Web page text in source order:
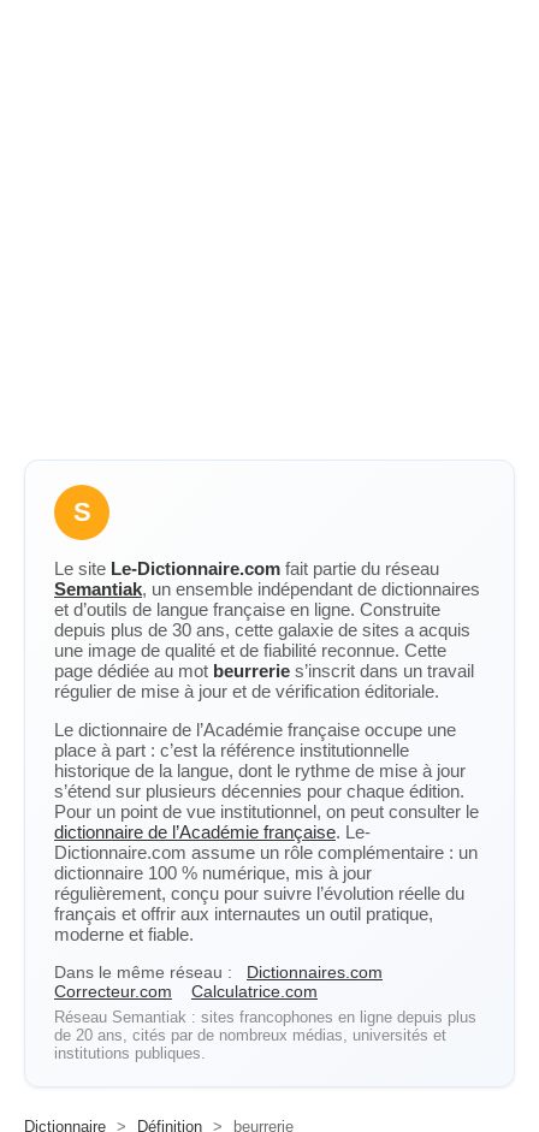
S
Le site Le-Dictionnaire.com fait partie du réseau
Semantiak, un ensemble indépendant de dictionnaires
et d’outils de langue française en ligne. Construite
depuis plus de 30 ans, cette galaxie de sites a acquis
une image de qualité et de fiabilité reconnue. Cette
page dédiée au mot beurrerie s’inscrit dans un travail
régulier de mise à jour et de vérification éditoriale.
Le dictionnaire de l’Académie française occupe une
place à part : c’est la référence institutionnelle
historique de la langue, dont le rythme de mise à jour
s’étend sur plusieurs décennies pour chaque édition.
Pour un point de vue institutionnel, on peut consulter le
dictionnaire de l’Académie française. Le-
Dictionnaire.com assume un rôle complémentaire : un
dictionnaire 100 % numérique, mis à jour
régulièrement, conçu pour suivre l’évolution réelle du
français et offrir aux internautes un outil pratique,
moderne et fiable.
Dans le même réseau :
Dictionnaires.com
Correcteur.com
Calculatrice.com
Réseau Semantiak : sites francophones en ligne depuis plus
de 20 ans, cités par de nombreux médias, universités et
institutions publiques.
Dictionnaire > Définition > beurrerie